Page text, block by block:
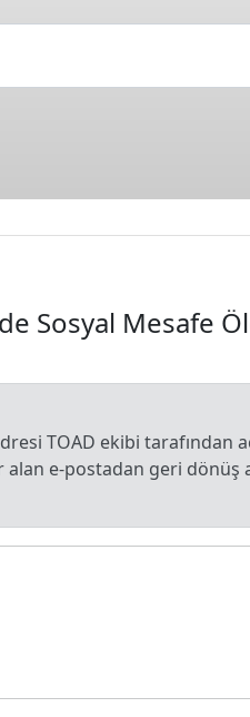
Sosyal Mesafe
TOAD ekibi tarafından
alan e-postadan geri